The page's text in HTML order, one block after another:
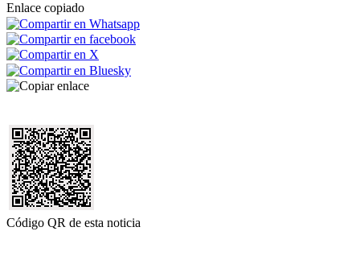
Enlace copiado
Código QR de esta noticia